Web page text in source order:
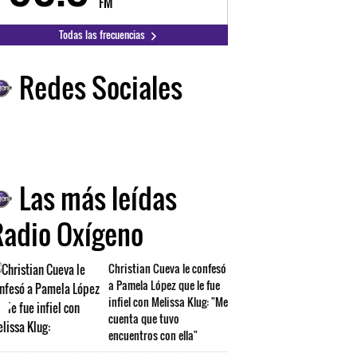
Todas las frecuencias
Redes Sociales
Las más leídas
Oxígeno
Christian Cueva le confesó
a Pamela López que le fue
infiel con Melissa Klug: "Me
cuenta que tuvo
encuentros con ella"